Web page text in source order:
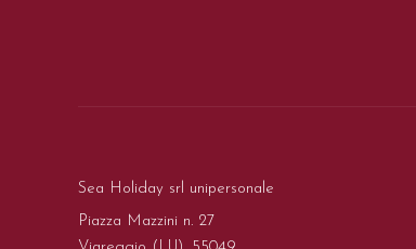
Sea Holiday srl unipersonale
Piazza Mazzini n. 27